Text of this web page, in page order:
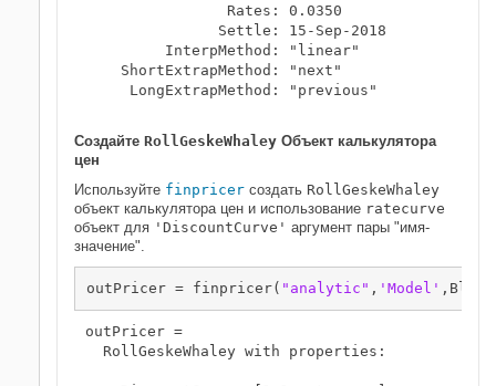
                Rates: 0.0350
               Settle: 15-Sep-2018
         InterpMethod: "linear"
    ShortExtrapMethod: "next"
     LongExtrapMethod: "previous"
Создайте RollGeskeWhaley Объект калькулятора
цен
Используйте finpricer создать RollGeskeWhaley
объект калькулятора цен и использование ratecurve
объект для 'DiscountCurve' аргумент пары "имя-
значение".
outPricer = finpricer( "analytic" , 'Model'
outPricer =
  RollGeskeWhaley with properties: